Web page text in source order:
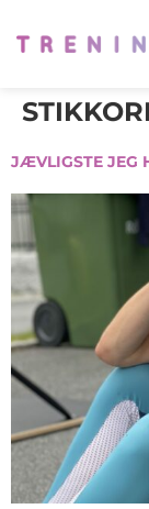
JÆVLIGSTE JEG